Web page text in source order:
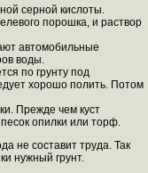
серной кислоты.
порошка, и раствор
автомобильные
воды.
по грунту под
хорошо полить. Потом
Прежде чем куст
опилки или торф.
не составит труда. Так
нужный грунт.